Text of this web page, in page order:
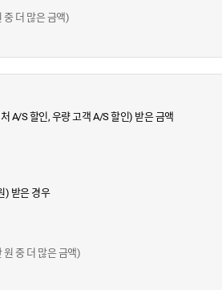
중 더 많은 금액)
A/S 할인, 우량 고객 A/S 할인) 받은 금액
) 받은 경우
원 중 더 많은 금액)